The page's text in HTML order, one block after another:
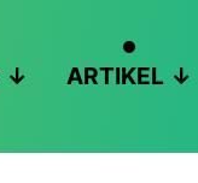
ARTIKEL